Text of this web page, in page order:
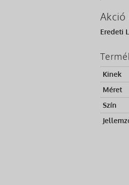
Akció
Eredeti
Kinek
Méret
Szín